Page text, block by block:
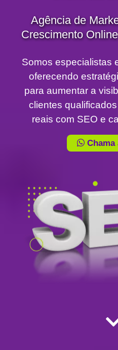
Agência de
Crescimento
Somos especialistas
oferecendo
para aumentar a
clientes
reais com SEO e
Chama